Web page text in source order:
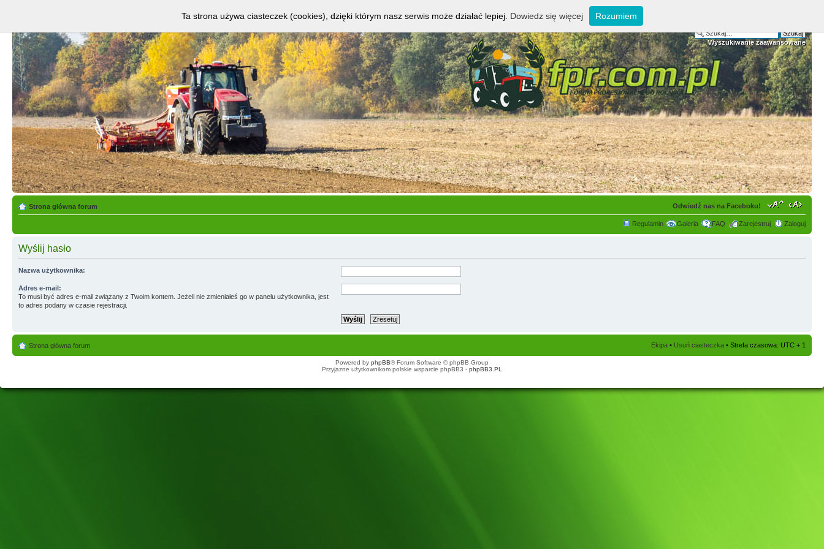
Wyszukiwanie zaawansowane
Strona główna forum Odwiedź nas na Faceboku!
Regulamin Galeria FAQ Zarejestruj Zaloguj
Wyślij hasło
Nazwa użytkownika:
Adres e-mail:
To musi być adres e-mail związany z Twoim kontem. Jeżeli nie zmieniałeś go w panelu użytkownika, jest
to adres podany w czasie rejestracji.
Strona główna forum Ekipa • Usuń ciasteczka • Strefa czasowa: UTC + 1
Powered by phpBB® Forum Software © phpBB Group
Przyjazne użytkownikom polskie wsparcie phpBB3 - phpBB3.PL
Ta strona używa ciasteczek (cookies), dzięki którym nasz serwis może działać lepiej. Dowiedz się więcej Rozumiem